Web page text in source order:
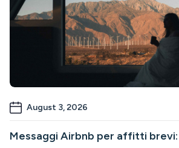
August 3, 2026
Messaggi Airbnb per affitti brevi: